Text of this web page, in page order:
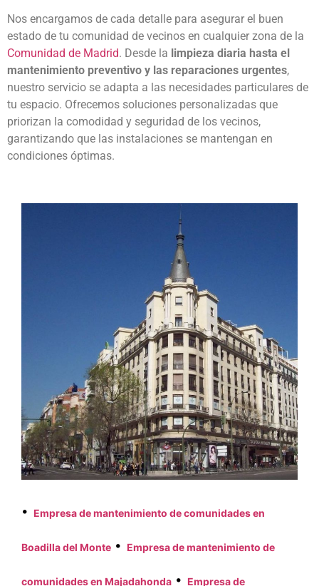
Nos encargamos de cada detalle para asegurar el buen
estado de tu comunidad de vecinos en cualquier zona de la
Comunidad de Madrid. Desde la limpieza diaria hasta el
mantenimiento preventivo y las reparaciones urgentes,
nuestro servicio se adapta a las necesidades particulares de
tu espacio. Ofrecemos soluciones personalizadas que
priorizan la comodidad y seguridad de los vecinos,
garantizando que las instalaciones se mantengan en
condiciones óptimas.
Empresa de mantenimiento de comunidades en
Boadilla del Monte Empresa de mantenimiento de
comunidades en Majadahonda Empresa de